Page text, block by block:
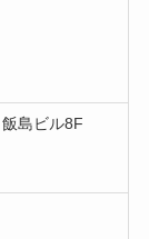
島ビル8F